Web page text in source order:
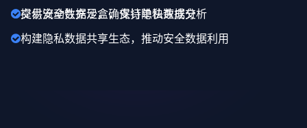
提供安全数据沙盒，支持隐私数据分析
交易流动性充足，确保订单快速成交
构建隐私数据共享生态，推动安全数据利用